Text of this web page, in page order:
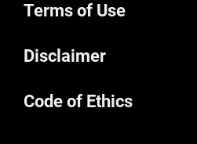
Terms of Use
Disclaimer
Code of Ethics